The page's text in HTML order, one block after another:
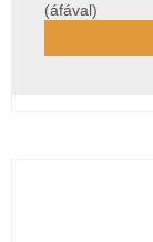
(áfával)